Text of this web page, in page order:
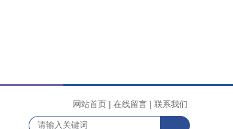
网站首页 | 在线留言 | 联系我们